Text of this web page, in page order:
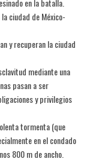
en la batalla.
ciudad de México-
y recuperan la ciudad
mediante una
pasan a ser
y privilegios
tormenta (que
en el condado
800 m de ancho.